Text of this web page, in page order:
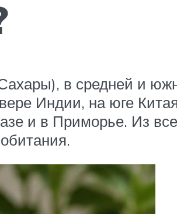
в средней и
Индии, на юге
и в Приморье. Из